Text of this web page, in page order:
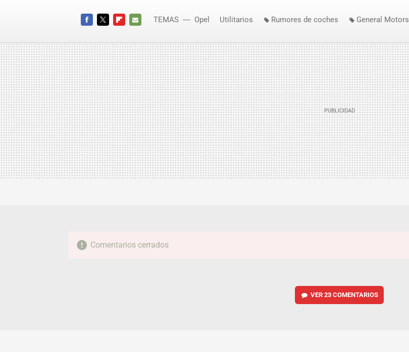
MAIL
TEMAS Opel Utilitarios Rumores de coches General Motors
Comentarios cerrados
VER 23 COMENTARIOS